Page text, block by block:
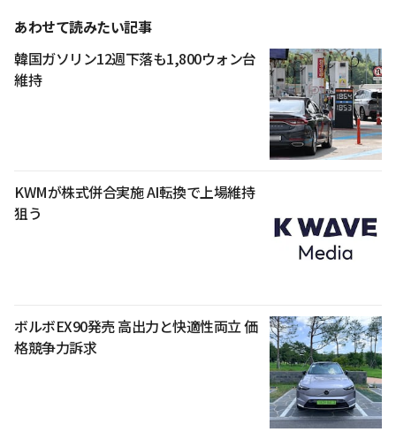
あわせて読みたい記事
韓国ガソリン12週下落も1,800ウォン台
維持
KWMが株式併合実施 AI転換で上場維持
狙う
ボルボEX90発売 高出力と快適性両立 価
格競争力訴求